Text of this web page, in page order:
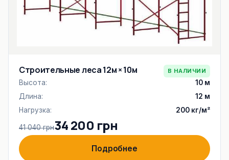
Строительные леса 12м × 10м В НАЛИЧИИ
Высота:
10 м
Длина:
12 м
Нагрузка:
200 кг/м²
41 040 грн34 200 грн
Подробнее